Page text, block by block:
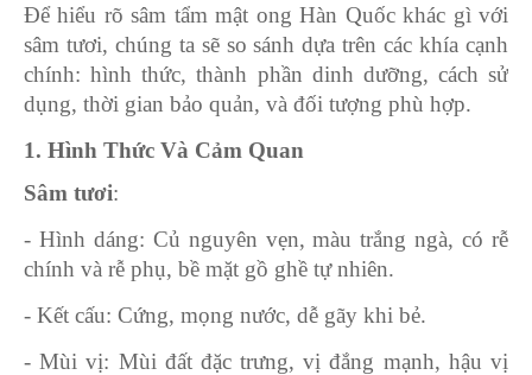
Để hiểu rõ sâm tẩm mật ong Hàn Quốc khác gì với
sâm tươi, chúng ta sẽ so sánh dựa trên các khía cạnh
chính: hình thức, thành phần dinh dưỡng, cách sử
dụng, thời gian bảo quản, và đối tượng phù hợp.
1. Hình Thức Và Cảm Quan
Sâm tươi:
- Hình dáng: Củ nguyên vẹn, màu trắng ngà, có rễ
chính và rễ phụ, bề mặt gồ ghề tự nhiên.
- Kết cấu: Cứng, mọng nước, dễ gãy khi bẻ.
- Mùi vị: Mùi đất đặc trưng, vị đắng mạnh, hậu vị